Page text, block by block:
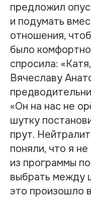
предложил
и подумать
отношения,
было
спросила:
Вячеславу
«Он на нас не
шутку
прут.
поняли, что я
из программы
выбрать между
это произошло